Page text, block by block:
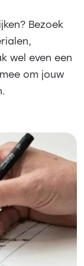
Bezoek
wel even een
om jouw